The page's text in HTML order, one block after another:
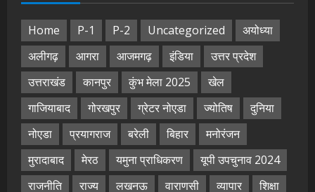
Home P-1 P-2 Uncategorized
अयोध्या
अलीगढ़
आगरा आजमगढ़ इंडिया
उत्तर प्रदेश
उत्तराखंड
कानपुर कुंभ मेला 2025
खेल
गाजियाबाद
गोरखपुर ग्रेटर नोएडा ज्योतिष
दुनिया
नोएडा
प्रयागराज बरेली बिहार
मनोरंजन
मुरादाबाद
मेरठ यमुना प्राधिकरण
यूपी उपचुनाव 2024
राजनीति
राज्य लखनऊ वाराणसी व्यापार
शिक्षा